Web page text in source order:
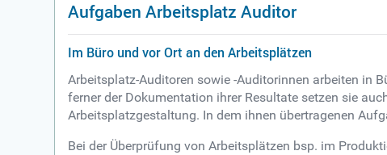
Aufgaben Arbeitsplatz Auditor
Im Büro und vor Ort an den Arbeitsplätzen
Arbeitsplatz-Auditoren sowie -Auditorinnen arbeiten in
ferner der Dokumentation ihrer Resultate setzen sie
Arbeitsplatzgestaltung. In dem ihnen übertragenen
Bei der Überprüfung von Arbeitsplätzen bsp. im